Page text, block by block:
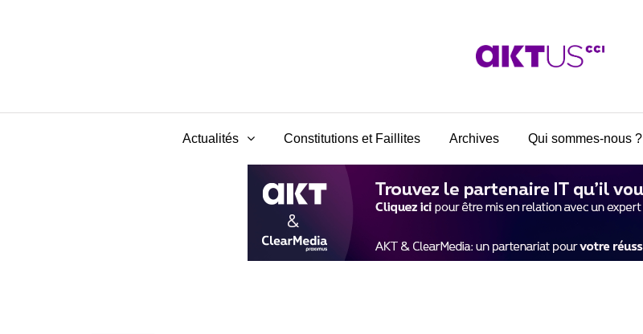
Actualités Constitutions et Faillites Archives Qui sommes-nous ?